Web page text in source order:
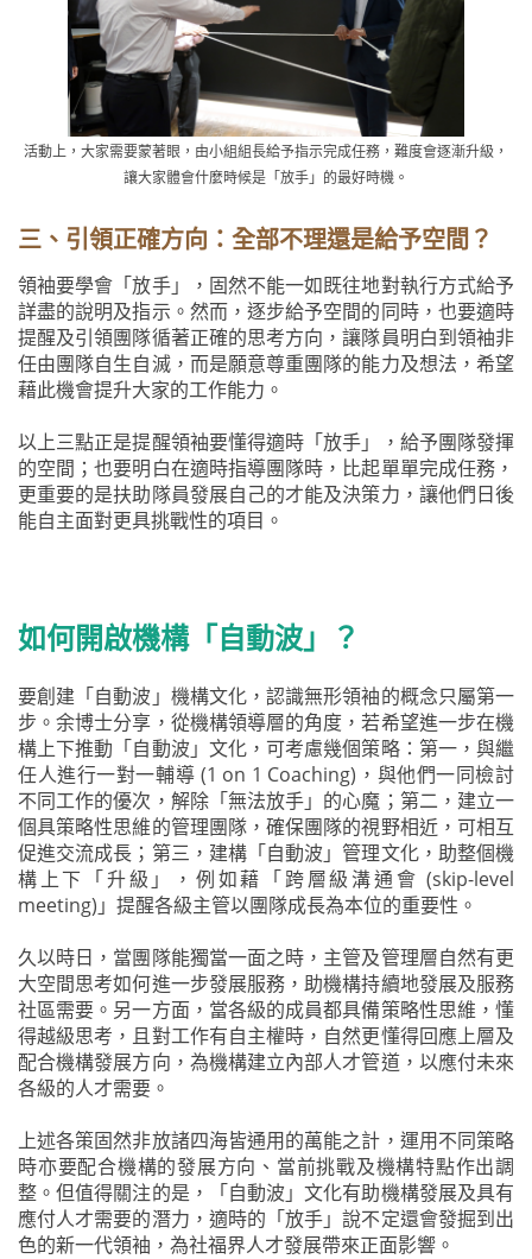
活動上，大家需要蒙著眼，由小組組長給予指示完成任務，難度會逐漸升級，
讓大家體會什麼時候是「放手」的最好時機。
三、引領正確方向：全部不理還是給予空間？
領袖要學會「放手」，固然不能一如既往地對執行方式給予
詳盡的說明及指示。然而，逐步給予空間的同時，也要適時
提醒及引領團隊循著正確的思考方向，讓隊員明白到領袖非
任由團隊自生自滅，而是願意尊重團隊的能力及想法，希望
藉此機會提升大家的工作能力。
以上三點正是提醒領袖要懂得適時「放手」，給予團隊發揮
的空間；也要明白在適時指導團隊時，比起單單完成任務，
更重要的是扶助隊員發展自己的才能及決策力，讓他們日後
能自主面對更具挑戰性的項目。
如何開啟機構「自動波」？
要創建「自動波」機構文化，認識無形領袖的概念只屬第一
步。余博士分享，從機構領導層的角度，若希望進一步在機
構上下推動「自動波」文化，可考慮幾個策略：第一，與繼
任人進行一對一輔導 (1 on 1 Coaching)，與他們一同檢討
不同工作的優次，解除「無法放手」的心魔；第二，建立一
個具策略性思維的管理團隊，確保團隊的視野相近，可相互
促進交流成長；第三，建構「自動波」管理文化，助整個機
構上下「升級」，例如藉「跨層級溝通會 (skip-level
meeting)」提醒各級主管以團隊成長為本位的重要性。
久以時日，當團隊能獨當一面之時，主管及管理層自然有更
大空間思考如何進一步發展服務，助機構持續地發展及服務
社區需要。另一方面，當各級的成員都具備策略性思維，懂
得越級思考，且對工作有自主權時，自然更懂得回應上層及
配合機構發展方向，為機構建立內部人才管道，以應付未來
各級的人才需要。
上述各策固然非放諸四海皆通用的萬能之計，運用不同策略
時亦要配合機構的發展方向、當前挑戰及機構特點作出調
整。但值得關注的是，「自動波」文化有助機構發展及具有
應付人才需要的潛力，適時的「放手」說不定還會發掘到出
色的新一代領袖，為社福界人才發展帶來正面影響。